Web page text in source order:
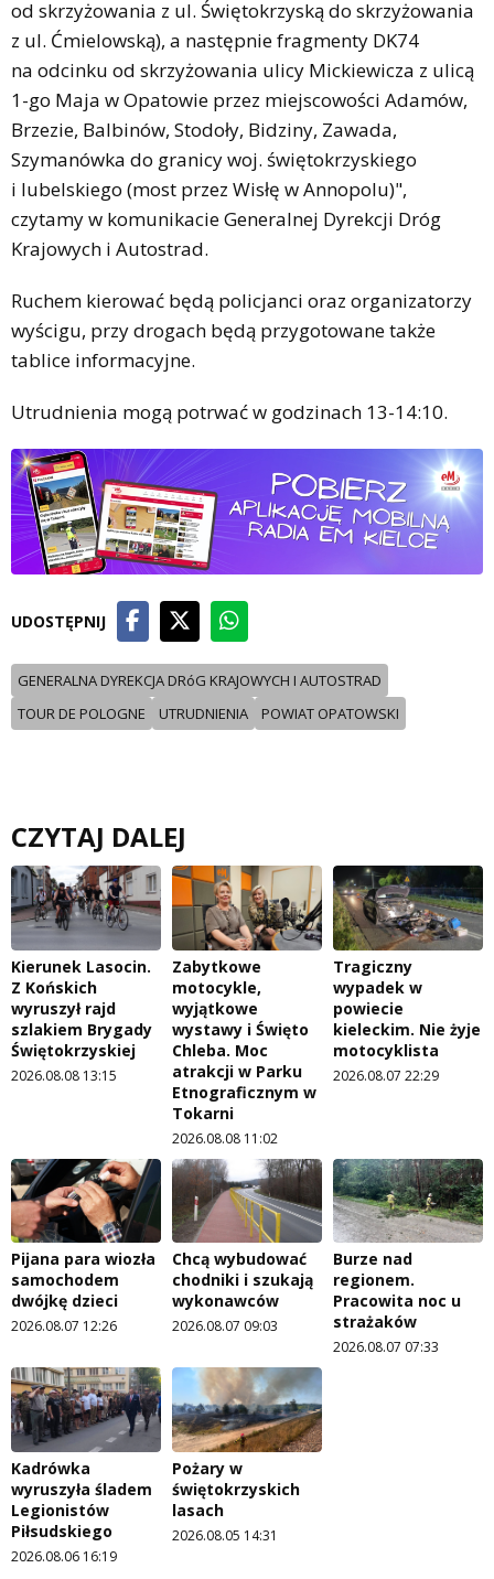
od skrzyżowania z ul. Świętokrzyską do skrzyżowania
z ul. Ćmielowską), a następnie fragmenty DK74
na odcinku od skrzyżowania ulicy Mickiewicza z ulicą
1-go Maja w Opatowie przez miejscowości Adamów,
Brzezie, Balbinów, Stodoły, Bidziny, Zawada,
Szymanówka do granicy woj. świętokrzyskiego
i lubelskiego (most przez Wisłę w Annopolu)",
czytamy w komunikacie Generalnej Dyrekcji Dróg
Krajowych i Autostrad.
Ruchem kierować będą policjanci oraz organizatorzy
wyścigu, przy drogach będą przygotowane także
tablice informacyjne.
Utrudnienia mogą potrwać w godzinach 13-14:10.
UDOSTĘPNIJ
GENERALNA DYREKCJA DRóG KRAJOWYCH I AUTOSTRAD
TOUR DE POLOGNE
UTRUDNIENIA POWIAT OPATOWSKI
CZYTAJ DALEJ
Kierunek Lasocin.
Z Końskich
wyruszył rajd
szlakiem Brygady
Świętokrzyskiej
2026.08.08 13:15
Zabytkowe
motocykle,
wyjątkowe
wystawy i Święto
Chleba. Moc
atrakcji w Parku
Etnograficznym w
Tokarni
2026.08.08 11:02
Tragiczny
wypadek w
powiecie
kieleckim. Nie żyje
motocyklista
2026.08.07 22:29
Pijana para wiozła
samochodem
dwójkę dzieci
2026.08.07 12:26
Chcą wybudować
chodniki i szukają
wykonawców
2026.08.07 09:03
Burze nad
regionem.
Pracowita noc u
strażaków
2026.08.07 07:33
Kadrówka
wyruszyła śladem
Legionistów
Piłsudskiego
2026.08.06 16:19
Pożary w
świętokrzyskich
lasach
2026.08.05 14:31